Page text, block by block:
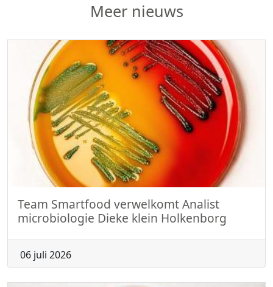
Meer nieuws
Team Smartfood verwelkomt Analist
microbiologie Dieke klein Holkenborg
06 juli 2026